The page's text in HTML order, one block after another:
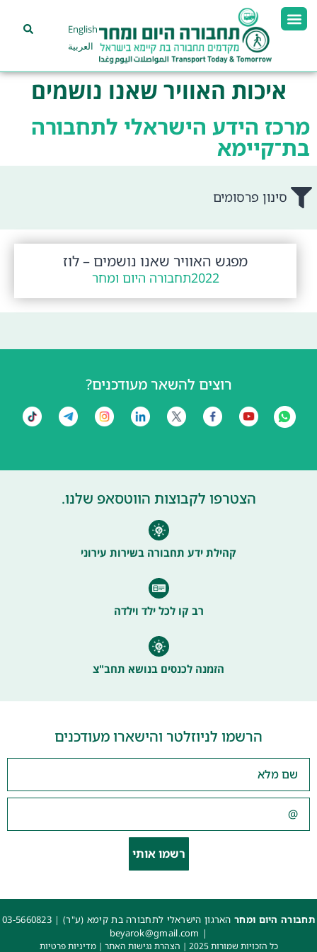
English
العربية
איכות האוויר שאנו נושמים
מרכז הידע הישראלי לתחבורה
בת־קיימא
סינון פרסומים
מפגש האוויר שאנו נושמים – לוז
2022תחבורה היום ומחר
רוצים להשאר מעודכנים?
הצטרפו לקבוצות הווטסאפ שלנו.
קהילת ידע תחבורה בשירות עירוני
רב קו לכל ילד וילדה
הזמנה לכנסים בנושא תחב"צ
הרשמו לניוזלטר והישארו מעודכנים
רשמו אותי
תחבורה היום ומחרהארגון הישראלי לתחבורה בת קימא (ע"ר) | 03-5660823
|
beyarok@gmail.com
כל הזכויות שמורות 2025 | הצהרת נגישות האתר |מדיניות פרטיות